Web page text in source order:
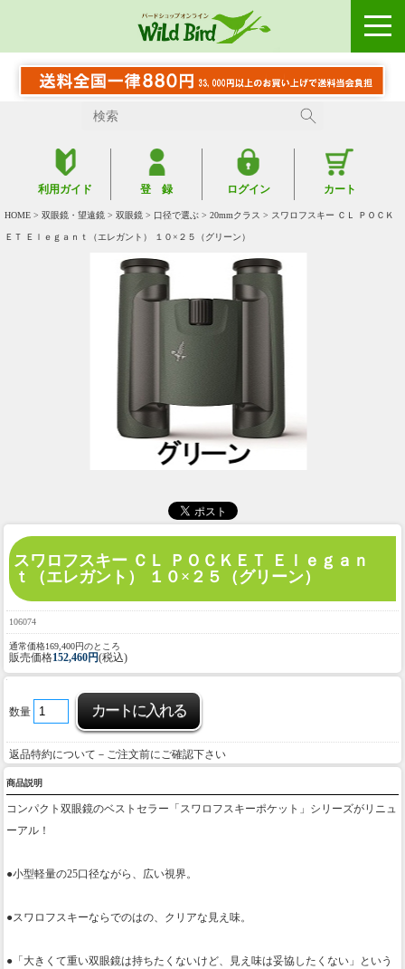
利用ガイド 登 録 ログイン カート
HOME > 双眼鏡・望遠鏡 > 双眼鏡 > 口径で選ぶ > 20mmクラス > スワロフスキー ＣＬ ＰＯＣＫ
ＥＴ Ｅｌｅｇａｎｔ（エレガント） １０×２５（グリーン）
スワロフスキー ＣＬ ＰＯＣＫＥＴ Ｅｌｅｇａｎ
ｔ（エレガント） １０×２５（グリーン）
106074
通常価格169,400円のところ
販売価格152,460円(税込)
数量
返品特約について－ご注文前にご確認下さい
商品説明
コンパクト双眼鏡のベストセラー「スワロフスキーポケット」シリーズがリニュ
ーアル！
●小型軽量の25口径ながら、広い視界。
●スワロフスキーならでのはの、クリアな見え味。
●「大きくて重い双眼鏡は持ちたくないけど、見え味は妥協したくない」という